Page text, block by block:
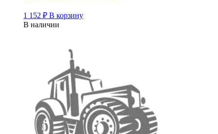
1 152 ₽ В корзину
В наличии